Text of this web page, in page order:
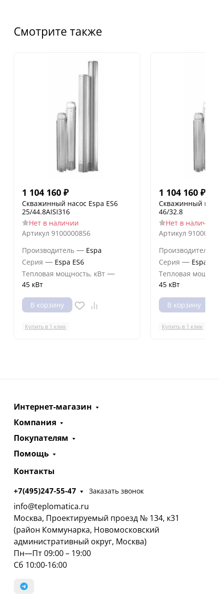
Смотрите также
1 104 160 ₽
Скважинный насос Espa ES6
25/44.8AISI316
Нет в наличии
Артикул 9100000856
Производитель — Espa
Серия — Espa ES6
Тепловая мощность, кВт —
45 кВт
В корзину
Купить в 1 клик
1 104 160 ₽
Скважинный
46/32.8
Нет в наличии
Артикул
Производитель
Серия — Espa
Тепловая
45 кВт
В корзину
Купить в 1 клик
Интернет-магазин
Компания
Покупателям
Помощь
Контакты
+7(495)247-55-47 Заказать звонок
info@teplomatica.ru
Москва, Проектируемый проезд № 134, к31
(район Коммунарка, Новомосковский
административный округ, Москва)
Пн—Пт 09:00 – 19:00
Сб 10:00-16:00